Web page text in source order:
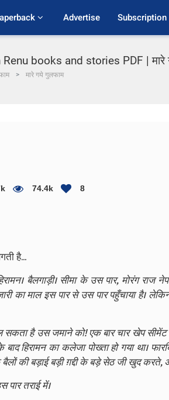
Advertise Subscription
books and stories PDF | मारे
मारे गये गुलफाम
74.4k 8
है...
बैलगाड़ी। सीमा के उस पार, मोरंग
का माल इस पार से उस पार पहुँचाया है।
सकता है उस जमाने को! एक बार चार खेप
हिरामन का कलेजा पोख्ता हो गया था।
की बड़ाई बड़ी ग़द्दी के बड़े सेठ जी खुद करते,
पार तराई में।